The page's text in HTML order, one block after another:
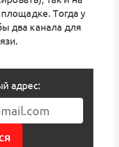
Тогда у
два канала для
адрес: